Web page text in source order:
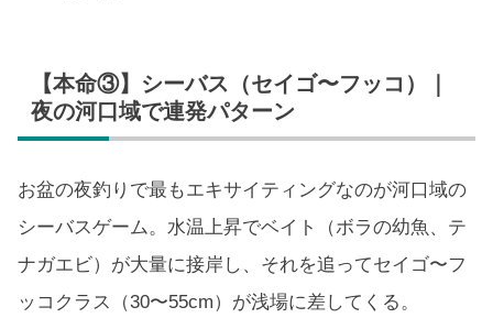
【本命③】シーバス（セイゴ〜フッコ）｜
夜の河口域で連発パターン
お盆の夜釣りで最もエキサイティングなのが河口域の
シーバスゲーム。水温上昇でベイト（ボラの幼魚、テ
ナガエビ）が大量に接岸し、それを追ってセイゴ〜フ
ッコクラス（30〜55cm）が浅場に差してくる。